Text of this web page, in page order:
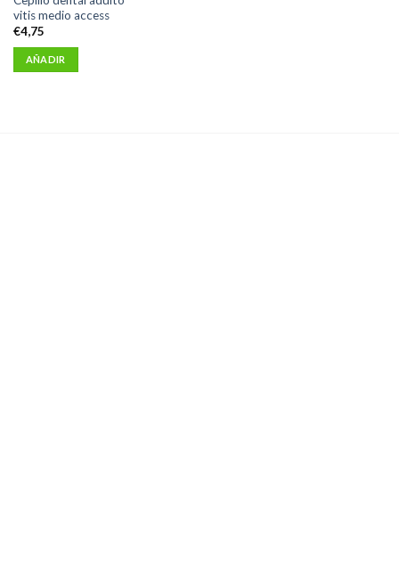
vitis medio access
€4,75
AÑADIR